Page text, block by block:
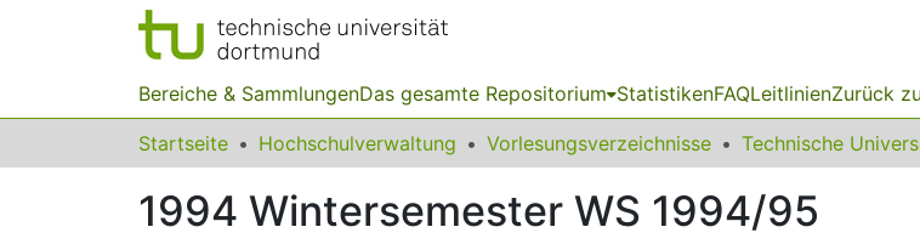
Bereiche & SammlungenDas gesamte Repositorium StatistikenFAQLeitlinienZurück
Startseite Hochschulverwaltung Vorlesungsverzeichnisse
1994 Wintersemester WS 1994/95